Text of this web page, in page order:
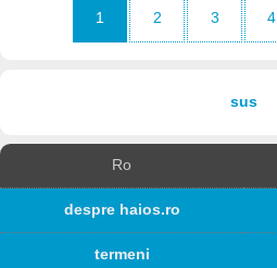
1 2 3 4
sus
Ro
despre haios.ro
termeni